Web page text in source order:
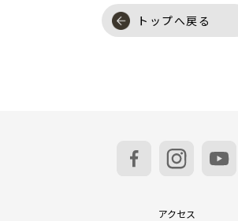
トップへ戻る
アクセス